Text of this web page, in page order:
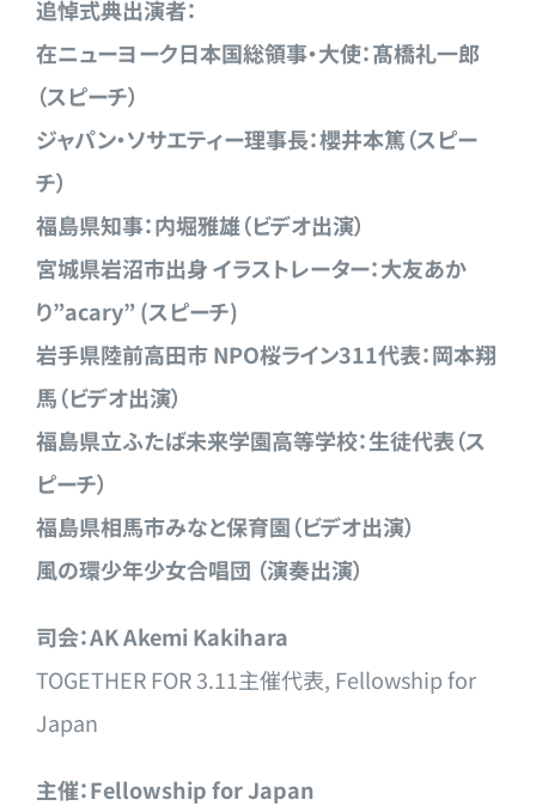
追悼式典出演者：
在ニューヨーク日本国総領事・大使：髙橋礼一郎
（スピーチ）
ジャパン・ソサエティー理事長：櫻井本篤（スピー
チ）
福島県知事：内堀雅雄（ビデオ出演）
宮城県岩沼市出身 イラストレーター：大友あか
り”acary” (スピーチ)
岩手県陸前高田市 NPO桜ライン311代表：岡本翔
馬（ビデオ出演）
福島県立ふたば未来学園高等学校：生徒代表（ス
ピーチ）
福島県相馬市みなと保育園（ビデオ出演）
風の環少年少女合唱団 （演奏出演）
司会：AK Akemi Kakihara
TOGETHER FOR 3.11主催代表, Fellowship for
Japan
主催：Fellowship for Japan